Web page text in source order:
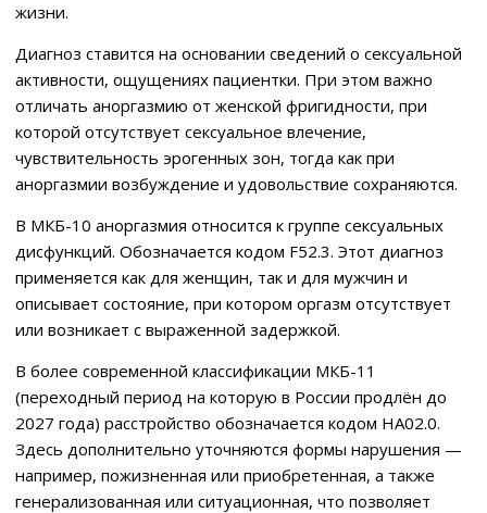
жизни.
Диагноз ставится на основании сведений о сексуальной
активности, ощущениях пациентки. При этом важно
отличать аноргазмию от женской фригидности, при
которой отсутствует сексуальное влечение,
чувствительность эрогенных зон, тогда как при
аноргазмии возбуждение и удовольствие сохраняются.
В МКБ-10 аноргазмия относится к группе сексуальных
дисфункций. Обозначается кодом F52.3. Этот диагноз
применяется как для женщин, так и для мужчин и
описывает состояние, при котором оргазм отсутствует
или возникает с выраженной задержкой.
В более современной классификации МКБ-11
(переходный период на которую в России продлён до
2027 года) расстройство обозначается кодом HA02.0.
Здесь дополнительно уточняются формы нарушения —
например, пожизненная или приобретенная, а также
генерализованная или ситуационная, что позволяет